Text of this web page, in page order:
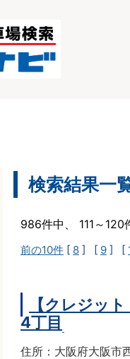
検索結果一
986件中、 111～
前の10件 [ 8 ] [ 9 ] [
【クレジッ
4丁目
住所：大阪府大阪市